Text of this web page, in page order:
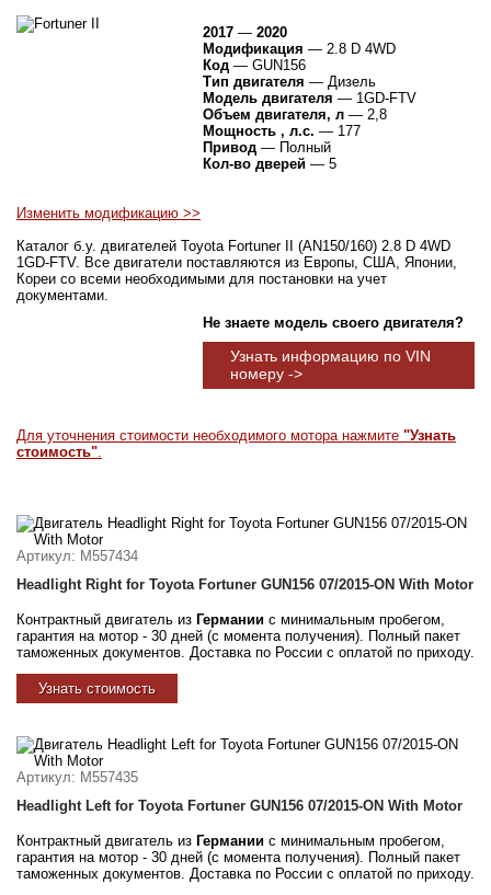
2017 — 2020
Модификация — 2.8 D 4WD
Код — GUN156
Тип двигателя — Дизель
Модель двигателя — 1GD-FTV
Объем двигателя, л — 2,8
Мощность , л.с. — 177
Привод — Полный
Кол-во дверей — 5
Изменить модификацию >>
Каталог б.у. двигателей Toyota Fortuner II (AN150/160) 2.8 D 4WD
1GD-FTV. Все двигатели поставляются из Европы, США, Японии,
Кореи со всеми необходимыми для постановки на учет
документами.
Не знаете модель своего двигателя?
Узнать информацию по VIN
номеру ->
Для уточнения стоимости необходимого мотора нажмите "Узнать
стоимость"
Артикул: M557434
Headlight Right for Toyota Fortuner GUN156 07/2015-ON With Motor
Контрактный двигатель из Германии с минимальным пробегом,
гарантия на мотор - 30 дней (с момента получения). Полный пакет
таможенных документов. Доставка по России с оплатой по приходу.
Узнать стоимость
Артикул: M557435
Headlight Left for Toyota Fortuner GUN156 07/2015-ON With Motor
Контрактный двигатель из Германии с минимальным пробегом,
гарантия на мотор - 30 дней (с момента получения). Полный пакет
таможенных документов. Доставка по России с оплатой по приходу.